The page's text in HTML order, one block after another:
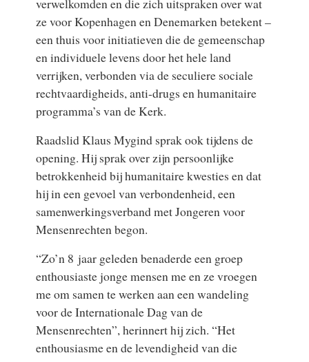
verwelkomden en die zich uitspraken over wat
ze voor Kopenhagen en Denemarken betekent –
een thuis voor initiatieven die de gemeenschap
en individuele levens door het hele land
verrijken, verbonden via de seculiere sociale
rechtvaardigheids, anti-drugs en humanitaire
programma’s van de Kerk.
Raadslid Klaus Mygind sprak ook tijdens de
opening. Hij sprak over zijn persoonlijke
betrokkenheid bij humanitaire kwesties en dat
hij in een gevoel van verbondenheid, een
samenwerkingsverband met Jongeren voor
Mensenrechten begon.
“Zo’n 8 jaar geleden benaderde een groep
enthousiaste jonge mensen me en ze vroegen
me om samen te werken aan een wandeling
voor de Internationale Dag van de
Mensenrechten”, herinnert hij zich. “Het
enthousiasme en de levendigheid van die